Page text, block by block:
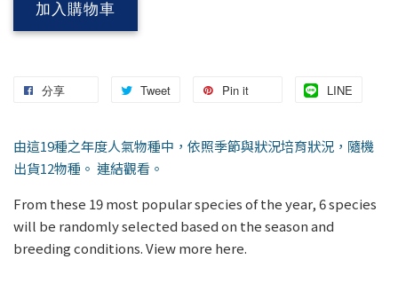
加入購物車
分享 Tweet Pin it LINE
由這19種之年度人氣物種中，依照季節與狀況培育狀況，隨機
出貨12物種。 連結觀看。
From these 19 most popular species of the year, 6 species
will be randomly selected based on the season and
breeding conditions. View more here.